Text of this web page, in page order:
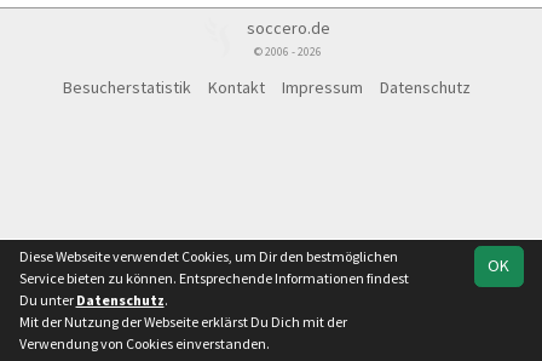
soccero.de
© 2006 - 2026
Besucherstatistik Kontakt Impressum Datenschutz
OK
Diese Webseite verwendet Cookies, um Dir den bestmöglichen
Service bieten zu können. Entsprechende Informationen findest
Du unter Datenschutz.
Mit der Nutzung der Webseite erklärst Du Dich mit der
Verwendung von Cookies einverstanden.